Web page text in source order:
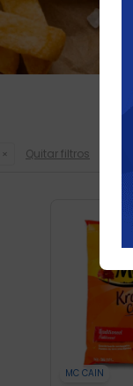
Quitar filtros
MC CAIN